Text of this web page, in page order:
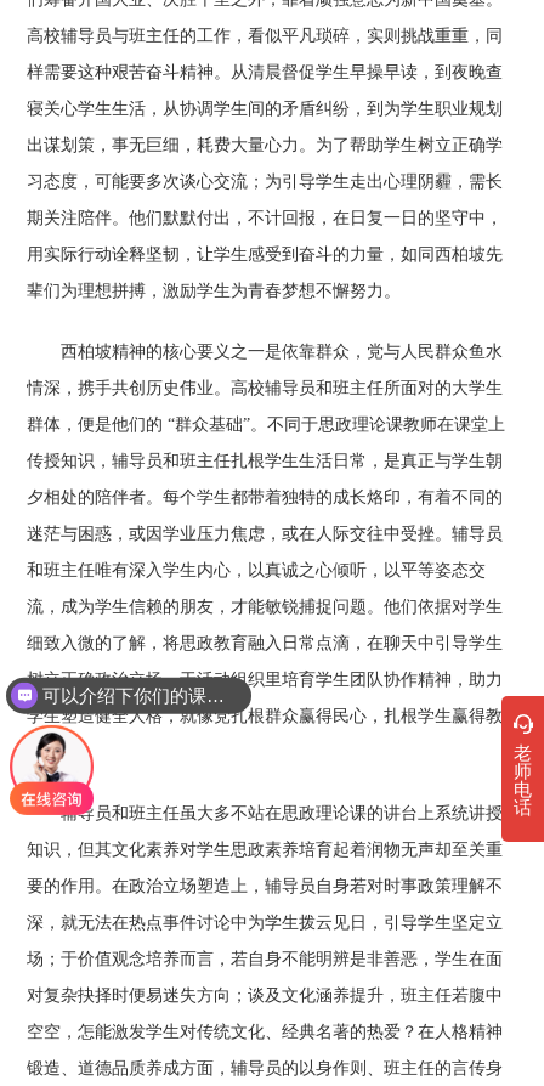
高校辅导员与班主任的工作，看似平凡琐碎，实则挑战重重，同
样需要这种艰苦奋斗精神。从清晨督促学生早操早读，到夜晚查
寝关心学生生活，从协调学生间的矛盾纠纷，到为学生职业规划
出谋划策，事无巨细，耗费大量心力。为了帮助学生树立正确学
习态度，可能要多次谈心交流；为引导学生走出心理阴霾，需长
期关注陪伴。他们默默付出，不计回报，在日复一日的坚守中，
用实际行动诠释坚韧，让学生感受到奋斗的力量，如同西柏坡先
辈们为理想拼搏，激励学生为青春梦想不懈努力。
西柏坡精神的核心要义之一是依靠群众，党与人民群众鱼水
情深，携手共创历史伟业。高校辅导员和班主任所面对的大学生
群体，便是他们的 “群众基础”。不同于思政理论课教师在课堂上
传授知识，辅导员和班主任扎根学生生活日常，是真正与学生朝
夕相处的陪伴者。每个学生都带着独特的成长烙印，有着不同的
迷茫与困惑，或因学业压力焦虑，或在人际交往中受挫。辅导员
和班主任唯有深入学生内心，以真诚之心倾听，以平等姿态交
流，成为学生信赖的朋友，才能敏锐捕捉问题。他们依据对学生
细致入微的了解，将思政教育融入日常点滴，在聊天中引导学生
树立正确政治立场，于活动组织里培育学生团队协作精神，助力
学生塑造健全人格，就像党扎根群众赢得民心，扎根学生赢得教
育成效。
辅导员和班主任虽大多不站在思政理论课的讲台上系统讲授
知识，但其文化素养对学生思政素养培育起着润物无声却至关重
要的作用。在政治立场塑造上，辅导员自身若对时事政策理解不
深，就无法在热点事件讨论中为学生拨云见日，引导学生坚定立
场；于价值观念培养而言，若自身不能明辨是非善恶，学生在面
对复杂抉择时便易迷失方向；谈及文化涵养提升，班主任若腹中
空空，怎能激发学生对传统文化、经典名著的热爱？在人格精神
锻造、道德品质养成方面，辅导员的以身作则、班主任的言传身
老
师
电
话
可以介绍下你们的课程吗？